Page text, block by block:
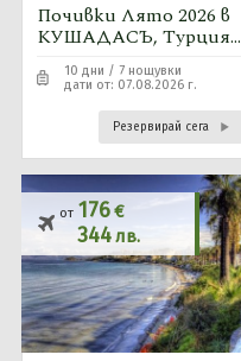
Почивки Лято 2026 в
КУШАДАСЪ, Турция -
7 нощувки автобусна
програма10 дни / 7 нощувки
дати от: 07.08.2026 г.
Резервирай сега
от 176€
344лв.